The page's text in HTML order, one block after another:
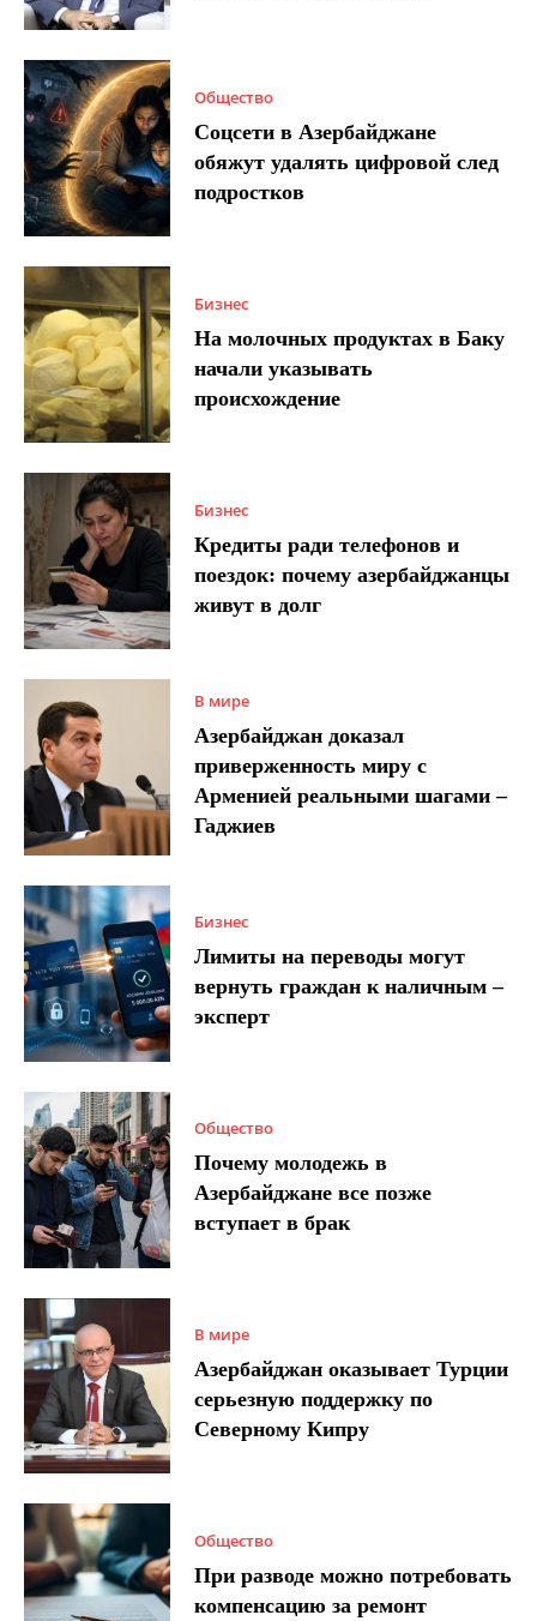
Общество
Соцсети в Азербайджане
обяжут удалять цифровой след
подростков
Бизнес
На молочных продуктах в Баку
начали указывать
происхождение
Бизнес
Кредиты ради телефонов и
поездок: почему азербайджанцы
живут в долг
В мире
Азербайджан доказал
приверженность миру с
Арменией реальными шагами –
Гаджиев
Бизнес
Лимиты на переводы могут
вернуть граждан к наличным –
эксперт
Общество
Почему молодежь в
Азербайджане все позже
вступает в брак
В мире
Азербайджан оказывает Турции
серьезную поддержку по
Северному Кипру
Общество
При разводе можно потребовать
компенсацию за ремонт